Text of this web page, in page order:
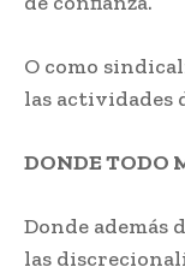
O como
las actividades
DONDE TODO
Donde además
las